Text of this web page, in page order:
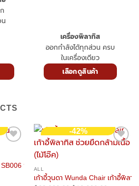
น
เครื่องพิลาทิส
ออกกำลังได้ทุกส่วน ครบ
ในเครื่องเดียว
จักรยานระบบแรงต้านแม่เหล็ก
-42%